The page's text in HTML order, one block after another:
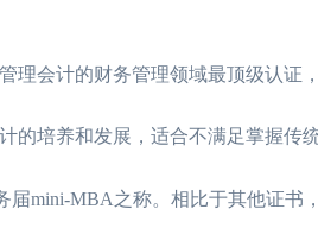
会计的财务管理领域最顶级认证
培养和发展，适合不满足掌握传
届mini-MBA之称。相比于其他证书